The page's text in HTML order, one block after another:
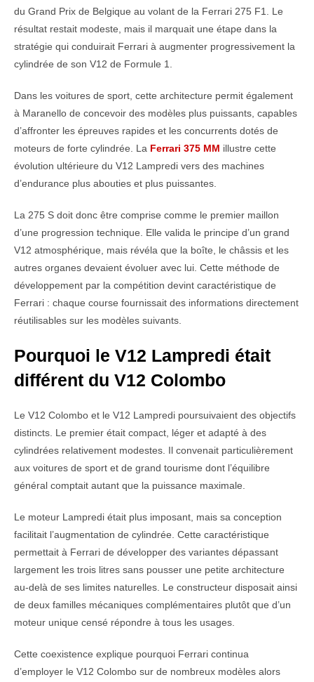
du Grand Prix de Belgique au volant de la Ferrari 275 F1. Le
résultat restait modeste, mais il marquait une étape dans la
stratégie qui conduirait Ferrari à augmenter progressivement la
cylindrée de son V12 de Formule 1.
Dans les voitures de sport, cette architecture permit également
à Maranello de concevoir des modèles plus puissants, capables
d’affronter les épreuves rapides et les concurrents dotés de
moteurs de forte cylindrée. La Ferrari 375 MM illustre cette
évolution ultérieure du V12 Lampredi vers des machines
d’endurance plus abouties et plus puissantes.
La 275 S doit donc être comprise comme le premier maillon
d’une progression technique. Elle valida le principe d’un grand
V12 atmosphérique, mais révéla que la boîte, le châssis et les
autres organes devaient évoluer avec lui. Cette méthode de
développement par la compétition devint caractéristique de
Ferrari : chaque course fournissait des informations directement
réutilisables sur les modèles suivants.
Pourquoi le V12 Lampredi était
différent du V12 Colombo
Le V12 Colombo et le V12 Lampredi poursuivaient des objectifs
distincts. Le premier était compact, léger et adapté à des
cylindrées relativement modestes. Il convenait particulièrement
aux voitures de sport et de grand tourisme dont l’équilibre
général comptait autant que la puissance maximale.
Le moteur Lampredi était plus imposant, mais sa conception
facilitait l’augmentation de cylindrée. Cette caractéristique
permettait à Ferrari de développer des variantes dépassant
largement les trois litres sans pousser une petite architecture
au-delà de ses limites naturelles. Le constructeur disposait ainsi
de deux familles mécaniques complémentaires plutôt que d’un
moteur unique censé répondre à tous les usages.
Cette coexistence explique pourquoi Ferrari continua
d’employer le V12 Colombo sur de nombreux modèles alors